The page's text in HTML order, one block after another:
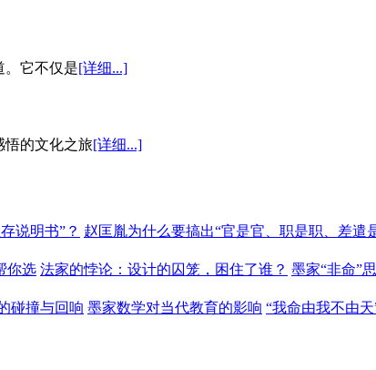
。它不仅是[详细...]
悟的文化之旅[详细...]
说明书”？ 赵匡胤为什么要搞出“官是官、职是职、差遣
你选 法家的悖论：设计的囚笼，困住了谁？ 墨家“非命”
碰撞与回响 墨家数学对当代教育的影响 “我命由我不由